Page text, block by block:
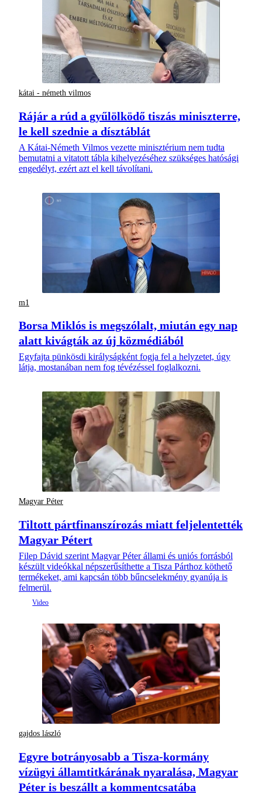
kátai - németh vilmos
Rájár a rúd a gyűlölködő tiszás miniszterre,
le kell szednie a dísztáblát
A Kátai-Németh Vilmos vezette minisztérium nem tudta
bemutatni a vitatott tábla kihelyezéséhez szükséges hatósági
engedélyt, ezért azt el kell távolítani.
m1
Borsa Miklós is megszólalt, miután egy nap
alatt kivágták az új közmédiából
Egyfajta pünkösdi királyságként fogja fel a helyzetet, úgy
látja, mostanában nem fog tévézéssel foglalkozni.
Magyar Péter
Tiltott pártfinanszírozás miatt feljelentették
Magyar Pétert
Filep Dávid szerint Magyar Péter állami és uniós forrásból
készült videókkal népszerűsíthette a Tisza Párthoz köthető
termékeket, ami kapcsán több bűncselekmény gyanúja is
felmerül.
gajdos lászló
Egyre botrányosabb a Tisza-kormány
vízügyi államtitkárának nyaralása, Magyar
Péter is beszállt a kommentcsatába